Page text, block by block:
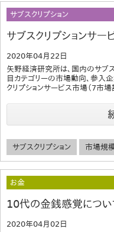
サブスクリプション
サブスクリプションサ
2020年04月22日
矢野経済研究所は、国内のサブ
目カテゴリーの市場動向、参入
クリプションサービス市場（7市
サブスクリプション 市場規
お金
10代の金銭感覚につ
2020年04月02日